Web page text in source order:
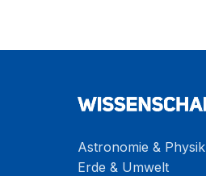
Astronomie & Physik
Erde & Umwelt